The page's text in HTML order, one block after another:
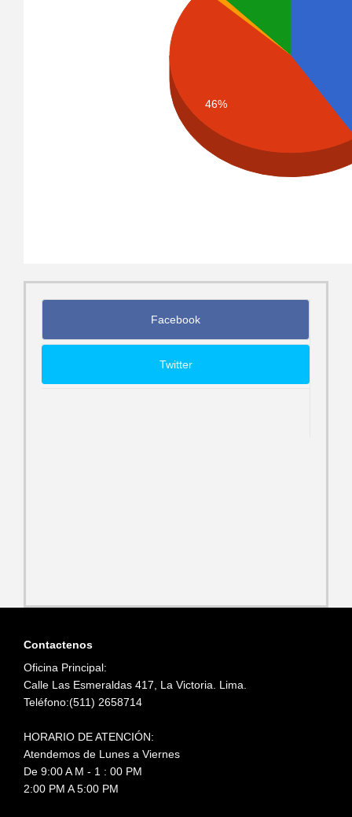
46%
Facebook
Twitter
Contactenos
Oficina Principal:
Calle Las Esmeraldas 417, La Victoria. Lima.
Teléfono:(511) 2658714
HORARIO DE ATENCIÓN:
Atendemos de Lunes a Viernes
De 9:00 A M - 1 : 00 PM
2:00 PM A 5:00 PM